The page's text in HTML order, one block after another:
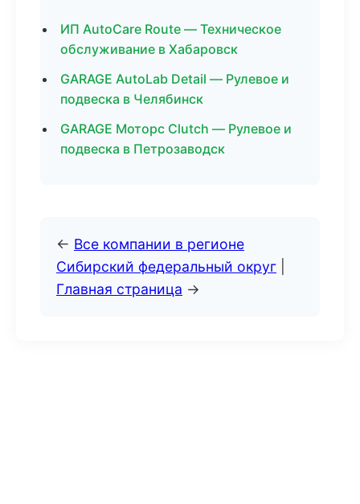
ИП AutoCare Route — Техническое
обслуживание в Хабаровск
GARAGE AutoLab Detail — Рулевое и
подвеска в Челябинск
GARAGE Моторс Clutch — Рулевое и
подвеска в Петрозаводск
← Все компании в регионе
Сибирский федеральный округ
Главная страница →